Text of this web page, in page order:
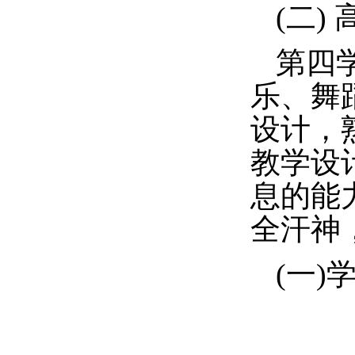
(二)
第四
乐、舞
设计，
教学设
息的能
全汗神
(一)